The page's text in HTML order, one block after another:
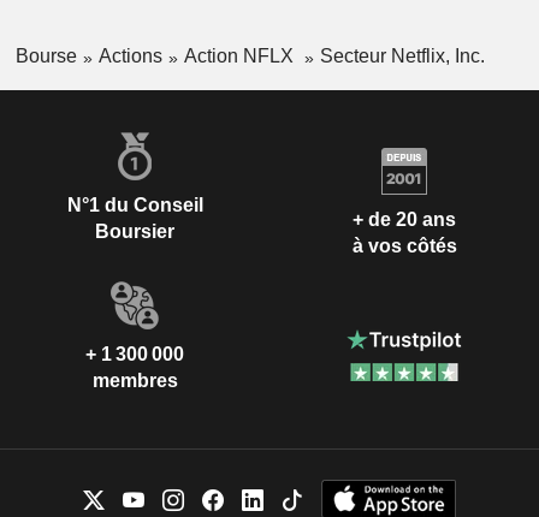
Bourse Actions Action NFLX Secteur Netflix, Inc.
N°1 du Conseil
Boursier
+ de 20 ans
à vos côtés
+ 1 300 000
membres